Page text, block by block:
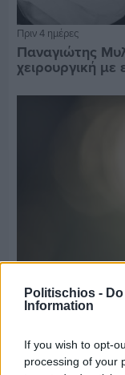
Politischios -
Information
If you wish to opt-
processing of your
Πριν 4 ημέρες
Παναγιώτης
χειρουργική
Πριν 5 ημέρες
Ελαιοκομικό